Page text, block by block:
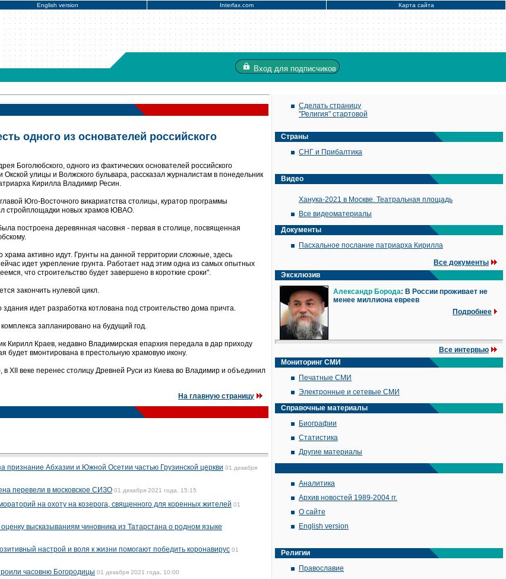
English version Interfax.com Карта сайта
Вход для подписчиков
одного из основателей российского
Боголюбского, одного из фактических основателей российского
Окской улицы и Волжского бульвара, рассказал журналистам в понедельник
Кирилла Владимир Ресин.
Юго-Восточного викариатства столицы, куратор программы
стройплощадки новых храмов ЮВАО.
построена деревянная часовня - первая в столице, посвященная
активно идут. Грунты на данной территории сложные, здесь
идет укрепление грунта. Работает над этим одна из самых опытных
что строительство будет завершено в короткие сроки".
закончить нулевой цикл.
идет разработка котлована под строительство дома причта.
запланировано на будущий год.
Кирилл Краев, недавно Владимирская епархия передала в дар приходу
будет вмонтирована в престольную храмовую икону.
XII веке перенес столицу Древней Руси из Киева во Владимир и объединил
На главную страницу
признание Абхазии и Южной Осетии частью Грузинской церкви 01 декабря
перевели в московское СИЗО 01 декабря 2021 года, 15:15
на охоту на козерога, священного для коренных жителей 01
высказываниям чиновника из Татарстана о родном языке
настрой и воля к жизни помогают победить коронавирус 01
часовню Богородицы 01 декабря 2021 года, 10:00
Сделать страницу
"Религия" стартовой
Страны
СНГ и Прибалтика
Видео
Ханука-2021 в Москве. Театральная площадь
Все видеоматериалы
Документы
Пасхальное послание патриарха Кирилла
Все документы
Эксклюзив
Александр Борода: В России проживает не
менее миллиона евреев
Подробнее
Все интервью
Мониторинг СМИ
Печатные СМИ
Электронные и сетевые СМИ
Справочные материалы
Биографии
Статистика
Другие материалы
Аналитика
Архив новостей 1989-2004 гг.
О сайте
English version
Религии
Православие